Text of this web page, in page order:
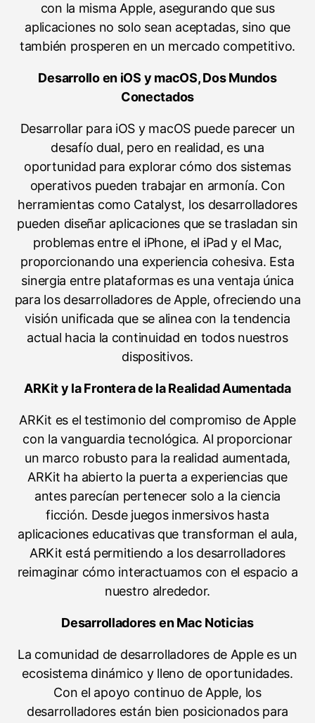
con la misma Apple, asegurando que sus
aplicaciones no solo sean aceptadas, sino que
también prosperen en un mercado competitivo.
Desarrollo en iOS y macOS, Dos Mundos
Conectados
Desarrollar para iOS y macOS puede parecer un
desafío dual, pero en realidad, es una
oportunidad para explorar cómo dos sistemas
operativos pueden trabajar en armonía. Con
herramientas como Catalyst, los desarrolladores
pueden diseñar aplicaciones que se trasladan sin
problemas entre el iPhone, el iPad y el Mac,
proporcionando una experiencia cohesiva. Esta
sinergia entre plataformas es una ventaja única
para los desarrolladores de Apple, ofreciendo una
visión unificada que se alinea con la tendencia
actual hacia la continuidad en todos nuestros
dispositivos.
ARKit y la Frontera de la Realidad Aumentada
ARKit es el testimonio del compromiso de Apple
con la vanguardia tecnológica. Al proporcionar
un marco robusto para la realidad aumentada,
ARKit ha abierto la puerta a experiencias que
antes parecían pertenecer solo a la ciencia
ficción. Desde juegos inmersivos hasta
aplicaciones educativas que transforman el aula,
ARKit está permitiendo a los desarrolladores
reimaginar cómo interactuamos con el espacio a
nuestro alrededor.
Desarrolladores en Mac Noticias
La comunidad de desarrolladores de Apple es un
ecosistema dinámico y lleno de oportunidades.
Con el apoyo continuo de Apple, los
desarrolladores están bien posicionados para